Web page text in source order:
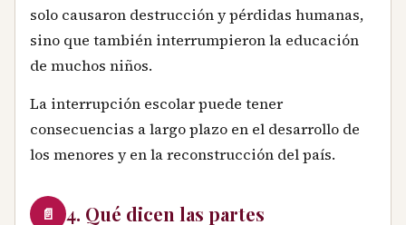
solo causaron destrucción y pérdidas humanas,
sino que también interrumpieron la educación
de muchos niños.
La interrupción escolar puede tener
consecuencias a largo plazo en el desarrollo de
los menores y en la reconstrucción del país.
📄 4. Qué dicen las partes